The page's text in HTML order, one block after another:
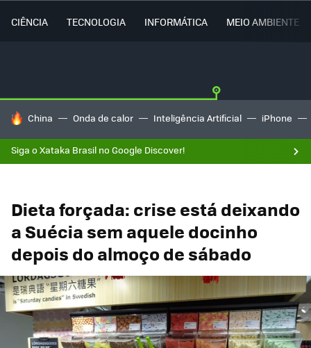
CIÊNCIA TECNOLOGIA INFORMÁTICA MEIO AMBIENTE
TENDÊNCIAS DO DIA
China Onda de calor Inteligência Artificial iPhone
Siga o Xataka Brasil no Google Discover!
Dieta forçada: crise está deixando
a Suécia sem aquele docinho
depois do almoço de sábado